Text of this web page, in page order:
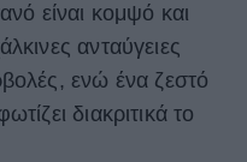
είναι κομψό και
ανταύγειες
ενώ ένα ζεστό
διακριτικά το